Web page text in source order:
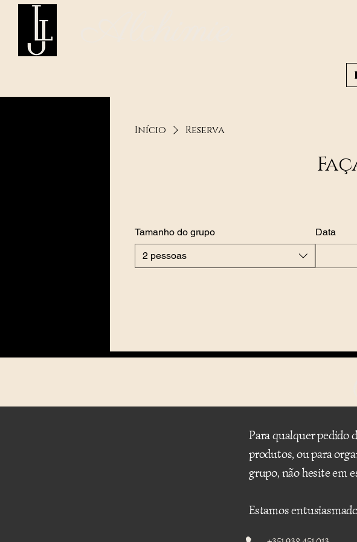
Início Reserva
Tamanho do grupo
2 pessoas
Data
Para qualquer pedido
produtos, ou para
grupo, não hesite em
Estamos